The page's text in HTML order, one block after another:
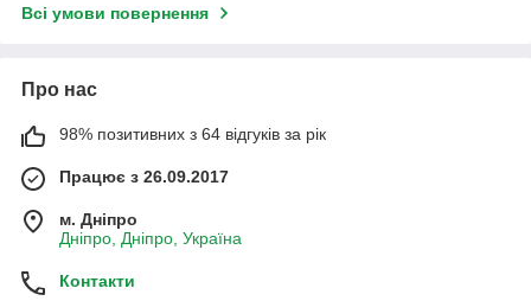
Всі умови повернення
Про нас
98% позитивних з 64 відгуків за рік
Працює з 26.09.2017
м. Дніпро
Дніпро, Дніпро, Україна
Контакти